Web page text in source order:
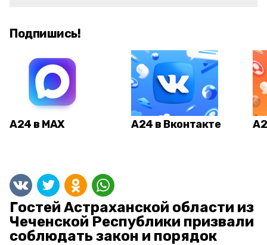
Подпишись!
А24 в MAX А24 в Вконтакте
Гостей Астраханской области из
Чеченской Республики призвали
соблюдать закон и порядок